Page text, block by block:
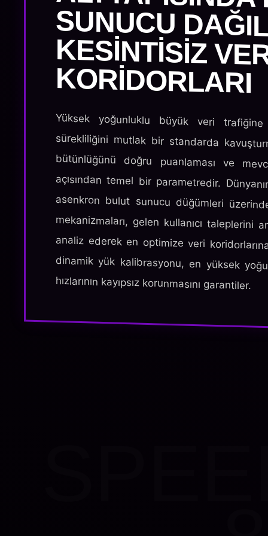
KORIDORLARI
Yüksek yoğunluklu büyük veri
sürekliliğini mutlak bir standarda
bütünlüğünü doğru puanlaması ve
açısından temel bir parametredir.
asenkron bulut sunucu düğümleri
mekanizmaları, gelen kullanıcı taleplerini
analiz ederek en optimize veri
dinamik yük kalibrasyonu, en yüksek
hızlarının kayıpsız korunmasını garantiler.